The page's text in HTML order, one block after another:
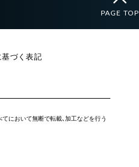
PAGE TOP
づく表記
てにおいて無断で転載、加工などを行う